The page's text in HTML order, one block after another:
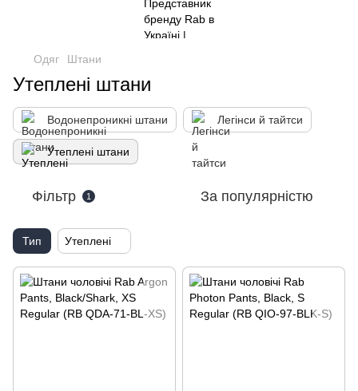
Одяг Штани
Утеплені штани
Водонепроникні штани Легінси й тайтси
Утеплені штани
Фільтр 1 За популярністю
Тип Утеплені